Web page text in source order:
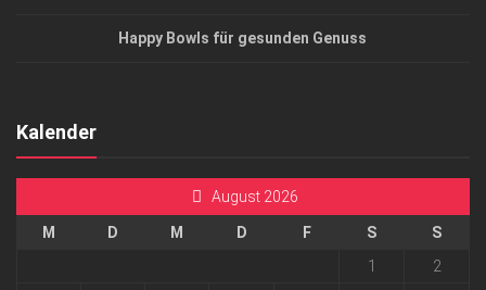
Happy Bowls für gesunden Genuss
Kalender
August 2026
M D M D F S
S
1
2